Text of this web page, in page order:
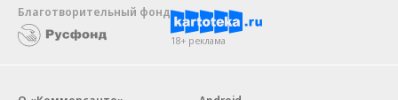
Благотворительный фонд
18+ реклама